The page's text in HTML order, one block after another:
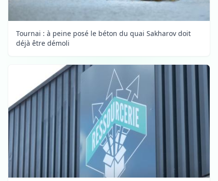
Tournai : à peine posé le béton du quai Sakharov doit
déjà être démoli